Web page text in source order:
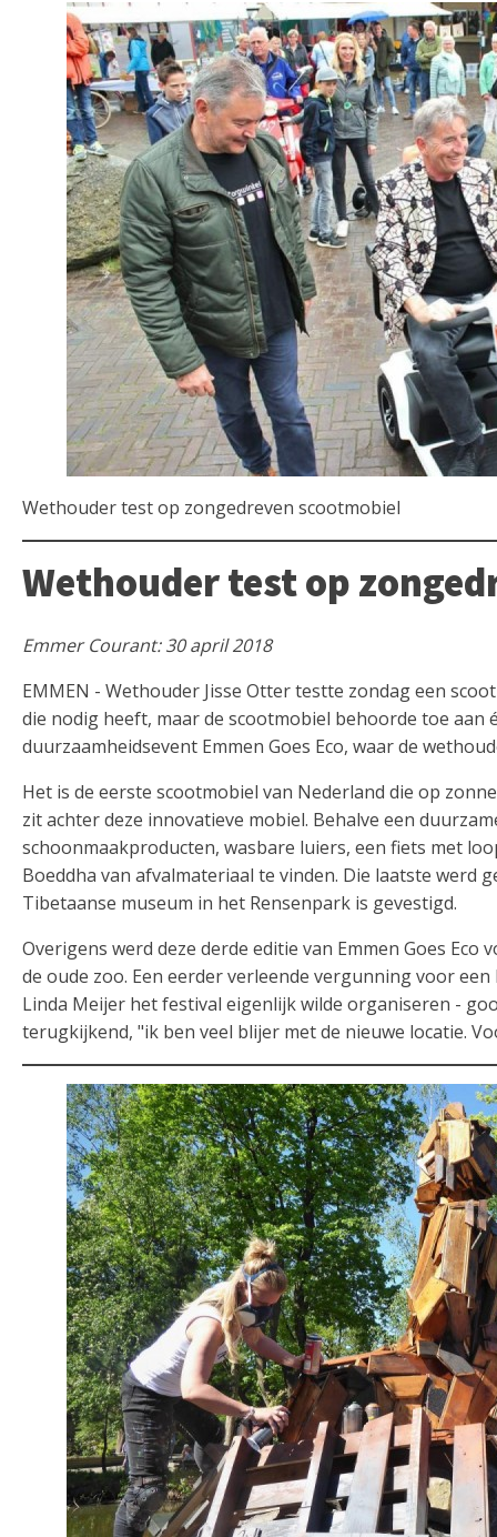
Wethouder test op zongedreven scootmobiel
Wethouder test op
Emmer Courant: 30 april 2018
EMMEN - Wethouder Jisse Otter testte zondag een
die nodig heeft, maar de scootmobiel behoorde toe aan
duurzaamheidsevent Emmen Goes Eco, waar de
Het is de eerste scootmobiel van Nederland die op
zit achter deze innovatieve mobiel. Behalve een
schoonmaakproducten, wasbare luiers, een fiets met
Boeddha van afvalmateriaal te vinden. Die laatste werd
Tibetaanse museum in het Rensenpark is gevestigd.
Overigens werd deze derde editie van Emmen Goes
de oude zoo. Een eerder verleende vergunning voor
Linda Meijer het festival eigenlijk wilde organiseren -
terugkijkend, "ik ben veel blijer met de nieuwe locatie.